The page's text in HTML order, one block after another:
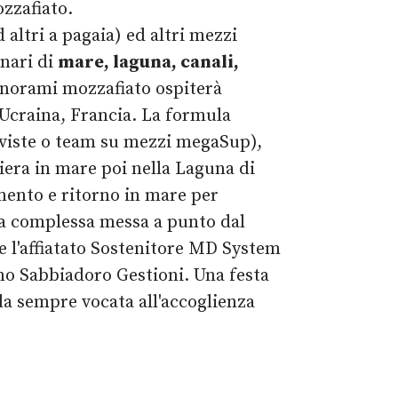
altri a pagaia) ed altri mezzi
di mare, laguna, canali,
mozzafiato ospiterà
Francia. La formula
o team su mezzi megaSup),
in mare poi nella Laguna di
e ritorno in mare per
messa a punto dal
Sostenitore MD System
Sabbiadoro Gestioni. Una festa
sempre vocata all'accoglienza